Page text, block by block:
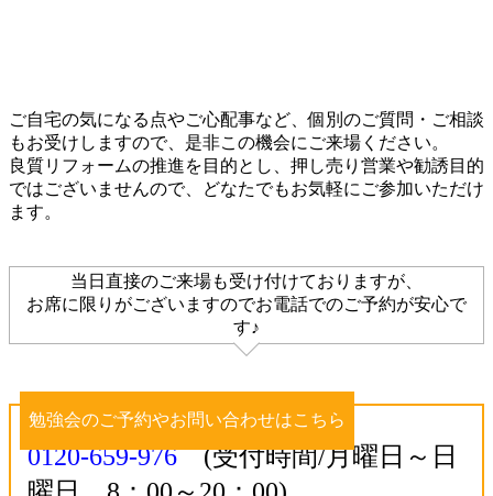
ご自宅の気になる点やご心配事など、個別のご質問・ご相談
もお受けしますので、是非この機会にご来場ください。
良質リフォームの推進を目的とし、押し売り営業や勧誘目的
ではございませんので、どなたでもお気軽にご参加いただけ
ます。
当日直接のご来場も受け付けておりますが、
お席に限りがございますのでお電話でのご予約が安心で
す♪
勉強会のご予約やお問い合わせはこちら
0120-659-976(受付時間/月曜日～日